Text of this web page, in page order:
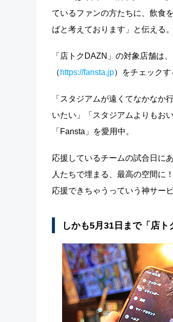
ているファンの方たちに、飲食
ばと考えております」と伝える。
「店トクDAZN」の対象店舗は
（ https://fansta.jp）をチェック
「スタジアムが遠くてなかな
いたい」「スタジアムよりもお
「Fansta」を愛用中。
応援しているチームの試合日に
人たちで埋まる、最高の空間に
応援できちゃうっていう神サービ
しかも5月31日まで「店ト